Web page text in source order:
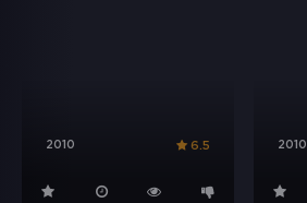
2010 6.5 2010